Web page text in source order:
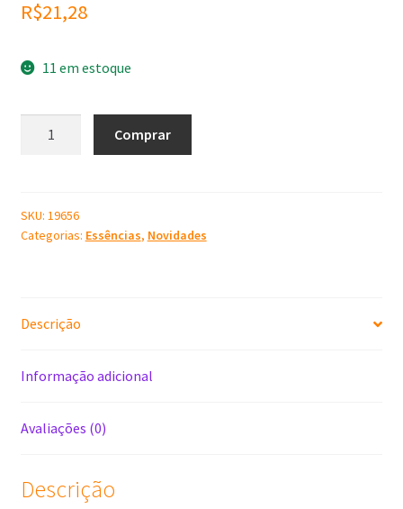
R$21,28
11 em estoque
ml
quantidade
Comprar
SKU: 19656
Categorias: Essências, Novidades
Descrição
Informação adicional
Avaliações (0)
Descrição